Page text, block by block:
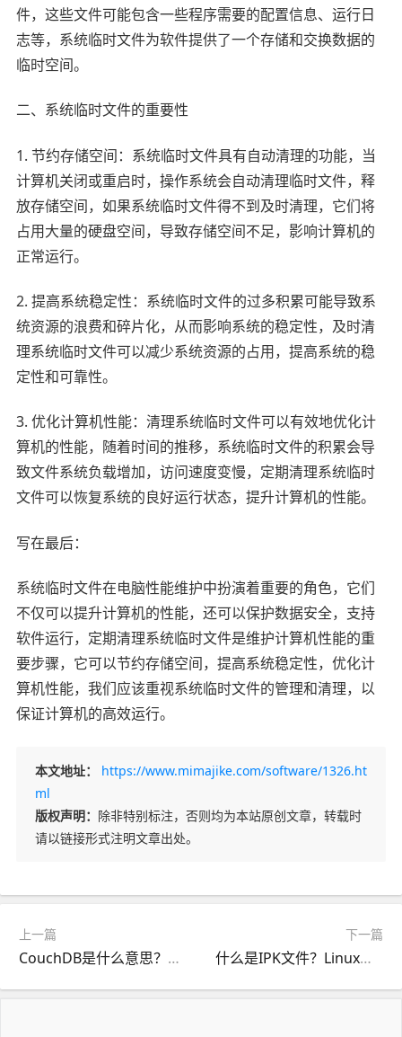
件，这些文件可能包含一些程序需要的配置信息、运行日
志等，系统临时文件为软件提供了一个存储和交换数据的
临时空间。
二、系统临时文件的重要性
1. 节约存储空间：系统临时文件具有自动清理的功能，当
计算机关闭或重启时，操作系统会自动清理临时文件，释
放存储空间，如果系统临时文件得不到及时清理，它们将
占用大量的硬盘空间，导致存储空间不足，影响计算机的
正常运行。
2. 提高系统稳定性：系统临时文件的过多积累可能导致系
统资源的浪费和碎片化，从而影响系统的稳定性，及时清
理系统临时文件可以减少系统资源的占用，提高系统的稳
定性和可靠性。
3. 优化计算机性能：清理系统临时文件可以有效地优化计
算机的性能，随着时间的推移，系统临时文件的积累会导
致文件系统负载增加，访问速度变慢，定期清理系统临时
文件可以恢复系统的良好运行状态，提升计算机的性能。
写在最后：
系统临时文件在电脑性能维护中扮演着重要的角色，它们
不仅可以提升计算机的性能，还可以保护数据安全，支持
软件运行，定期清理系统临时文件是维护计算机性能的重
要步骤，它可以节约存储空间，提高系统稳定性，优化计
算机性能，我们应该重视系统临时文件的管理和清理，以
保证计算机的高效运行。
本文地址：
https://www.mimajike.com/software/1326.ht
ml
版权声明： 除非特别标注，否则均为本站原创文章，转载时
请以链接形式注明文章出处。
上一篇
CouchDB是什么意思？了解这款NoSQL数据库的特性
下一篇
什么是IPK文件？Linux系统中软件包的格式和用途